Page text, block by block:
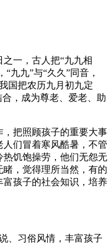
一，古人把“九九相
九九”与“久久”同音，
国把农历九月初九定
，成为尊老、爱老、助
把照顾孩子的重要大事
们冒着寒风酷暑，不管
热饥饱操劳，他们无怨无
，觉得理所当然，有的
孩子的社会知识，培养
、习俗风情，丰富孩子